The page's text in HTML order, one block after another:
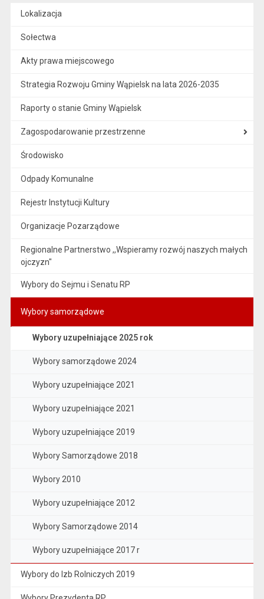
Lokalizacja
Sołectwa
Akty prawa miejscowego
Strategia Rozwoju Gminy Wąpielsk na lata 2026-2035
Raporty o stanie Gminy Wąpielsk
Zagospodarowanie przestrzenne
Środowisko
Odpady Komunalne
Rejestr Instytucji Kultury
Organizacje Pozarządowe
Regionalne Partnerstwo ,,Wspieramy rozwój naszych małych
ojczyzn"
Wybory do Sejmu i Senatu RP
Wybory samorządowe
Wybory uzupełniające 2025 rok
Wybory samorządowe 2024
Wybory uzupełniające 2021
Wybory uzupełniające 2021
Wybory uzupełniające 2019
Wybory Samorządowe 2018
Wybory 2010
Wybory uzupełniające 2012
Wybory Samorządowe 2014
Wybory uzupełniające 2017 r
Wybory do Izb Rolniczych 2019